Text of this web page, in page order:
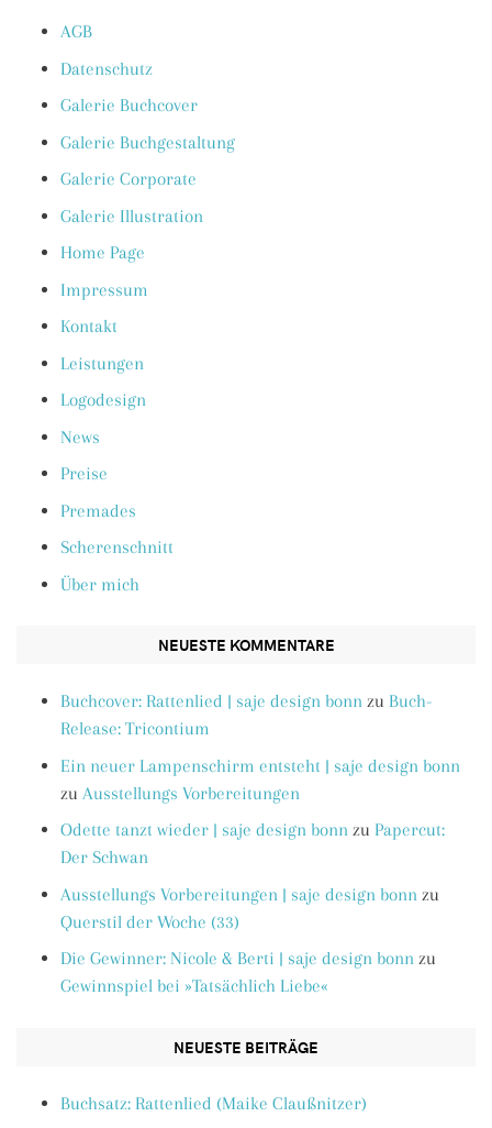
AGB
Datenschutz
Galerie Buchcover
Galerie Buchgestaltung
Galerie Corporate
Galerie Illustration
Home Page
Impressum
Kontakt
Leistungen
Logodesign
News
Preise
Premades
Scherenschnitt
Über mich
NEUESTE KOMMENTARE
Buchcover: Rattenlied | saje design bonn zu Buch-
Release: Tricontium
Ein neuer Lampenschirm entsteht | saje design bonn
zu Ausstellungs Vorbereitungen
Odette tanzt wieder | saje design bonn zu Papercut:
Der Schwan
Ausstellungs Vorbereitungen | saje design bonn zu
Querstil der Woche (33)
Die Gewinner: Nicole & Berti | saje design bonn zu
Gewinnspiel bei »Tatsächlich Liebe«
NEUESTE BEITRÄGE
Buchsatz: Rattenlied (Maike Claußnitzer)